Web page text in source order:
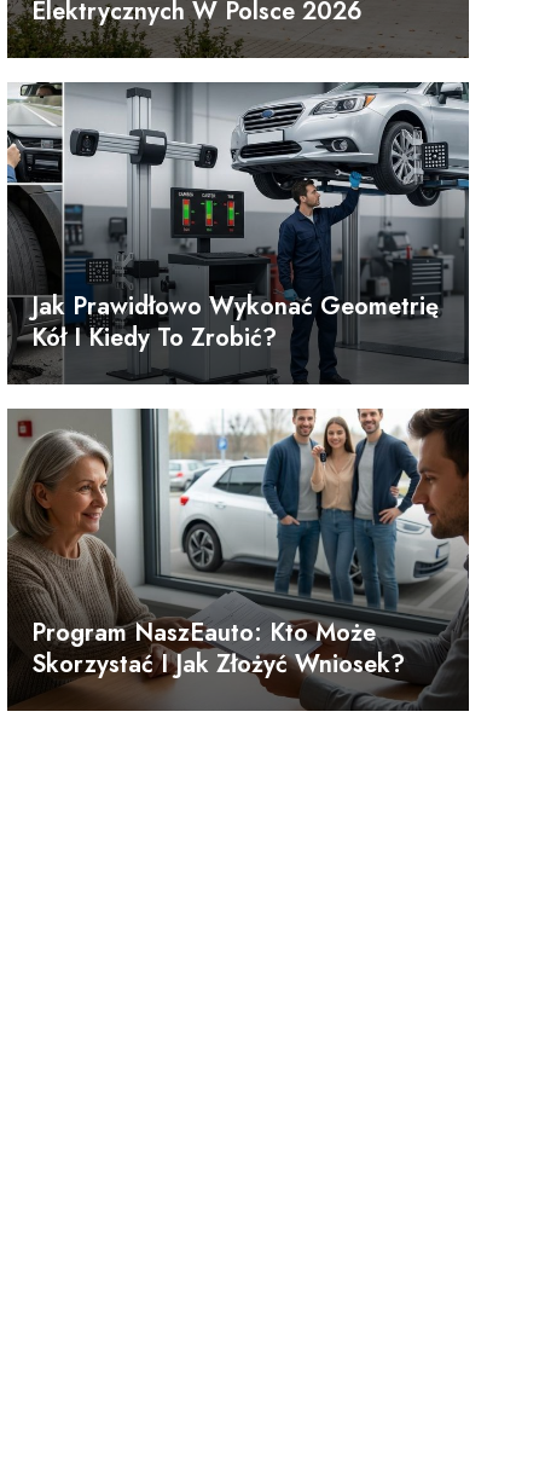
Elektrycznych W Polsce 2026
Jak Prawidłowo Wykonać Geometrię
Kół I Kiedy To Zrobić?
Program NaszEauto: Kto Może
Skorzystać I Jak Złożyć Wniosek?